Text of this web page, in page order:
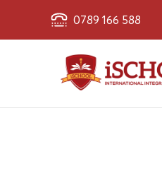
0789 166 588